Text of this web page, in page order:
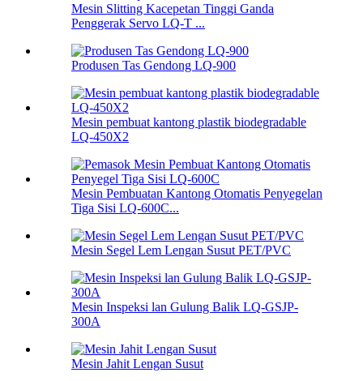
Mesin Slitting Kacepetan Tinggi Ganda
Penggerak Servo LQ-T ...
Produsen Tas Gendong LQ-900
Mesin pembuat kantong plastik biodegradable
LQ-450X2
Mesin Pembuatan Kantong Otomatis Penyegelan
Tiga Sisi LQ-600C...
Mesin Segel Lem Lengan Susut PET/PVC
Mesin Inspeksi lan Gulung Balik LQ-GSJP-
300A
Mesin Jahit Lengan Susut